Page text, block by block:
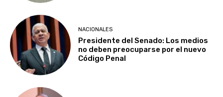
NACIONALES
Presidente del Senado: Los medios
no deben preocuparse por el nuevo
Código Penal